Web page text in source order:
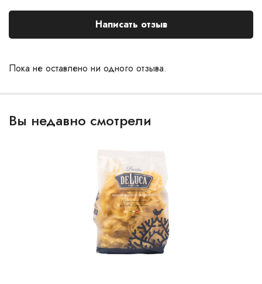
Пока не оставлено ни одного отзыва.
Написать отзыв
Вы недавно смотрели